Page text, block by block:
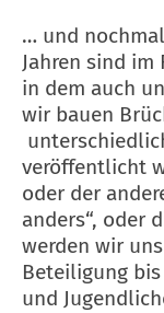
… und
Jahren sind im
in dem auch
wir bauen
veröffentlicht
oder der
anders“, oder
werden wir
Beteiligung
und